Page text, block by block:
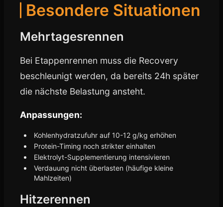
Besondere Situationen
Mehrtagesrennen
Bei Etappenrennen muss die Recovery
beschleunigt werden, da bereits 24h später
die nächste Belastung ansteht.
Anpassungen:
Kohlenhydratzufuhr auf 10-12 g/kg erhöhen
Protein-Timing noch strikter einhalten
Elektrolyt-Supplementierung intensivieren
Verdauung nicht überlasten (häufige kleine
Mahlzeiten)
Hitzerennen